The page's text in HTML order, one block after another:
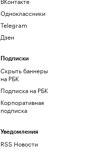
Одноклассники
Telegram
Дзен
Подписки
Скрыть баннеры
на РБК
Подписка на РБК
Корпоративная
подписка
Уведомления
RSS Новости